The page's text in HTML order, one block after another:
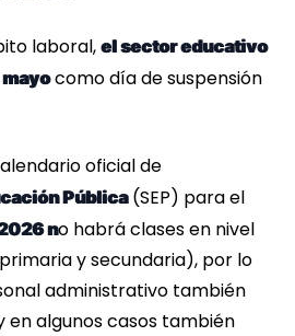
laboral, el sector educativo
como día de suspensión
oficial de
Pública(SEP) para el
no habrá clases en nivel
y secundaria), por lo
administrativo también
en algunos casos también